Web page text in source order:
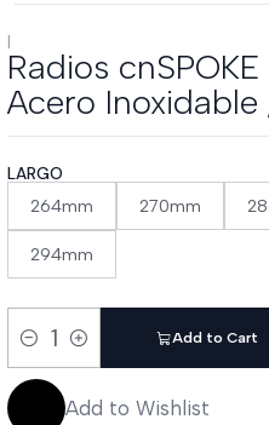
|
Radios
Acero
LARGO
264mm 270mm
294mm
Quantity
Add to Cart
Add to Wishlist